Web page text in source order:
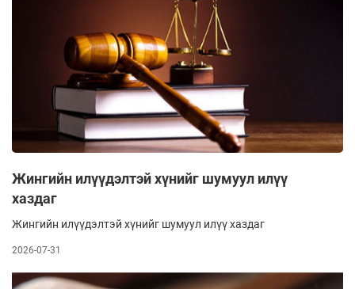
Жингийн илүүдэлтэй хүнийг шумуул илүү
хаздаг
Жингийн илүүдэлтэй хүнийг шумуул илүү хаздаг
2026-07-31